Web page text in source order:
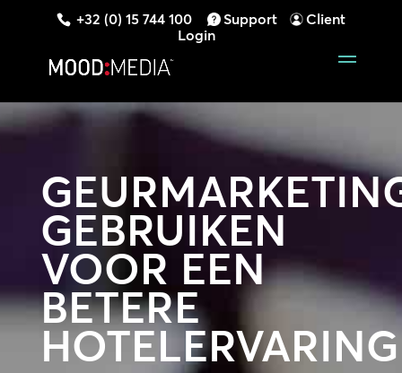
+32 (0) 15 744 100 Support
Client
Login
GEBRUIKEN
VOOR EEN
BETERE
HOTELERVARING